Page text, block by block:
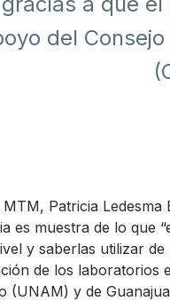
del
Patricia
es muestra de lo que
y saberlas utilizar
de los laboratorios
(UNAM) y de